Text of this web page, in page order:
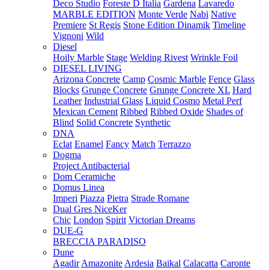
Deco Studio Foreste D Italia Gardena Lavaredo
MARBLE EDITION Monte Verde Nabi Native
Premiere St Regis Stone Edition Dinamik Timeline
Vignoni Wild
Diesel
Hoily Marble Stage Welding Rivest Wrinkle Foil
DIESEL LIVING
Arizona Concrete Camp Cosmic Marble Fence Glass
Blocks Grunge Concrete Grunge Concrete XL Hard
Leather Industrial Glass Liquid Cosmo Metal Perf
Mexican Cement Ribbed Ribbed Oxide Shades of
Blind Solid Concrete Synthetic
DNA
Eclat Enamel Fancy Match Terrazzo
Dogma
Project Antibacterial
Dom Ceramiche
Domus Linea
Imperi Piazza Pietra Strade Romane
Dual Gres NiceKer
Chic London Spirit Victorian Dreams
DUE-G
BRECCIA PARADISO
Dune
Agadir Amazonite Ardesia Baikal Calacatta Caronte